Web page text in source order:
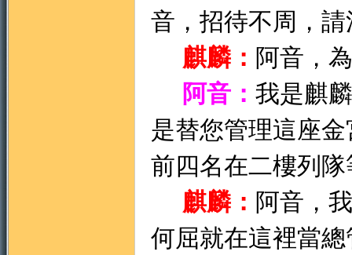
音，招待不周，
麒麟： 阿音，
阿音： 我是麒
是替您管理這座
前四名在二樓列
麒麟： 阿音，
何屈就在這裡當